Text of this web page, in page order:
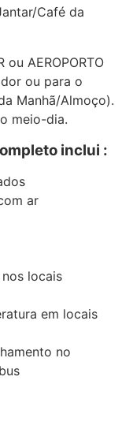
Café da
ou AEROPORTO
ou para o
Manhã/Almoço).
meio-dia.
inclui :
ar
locais
em locais
no